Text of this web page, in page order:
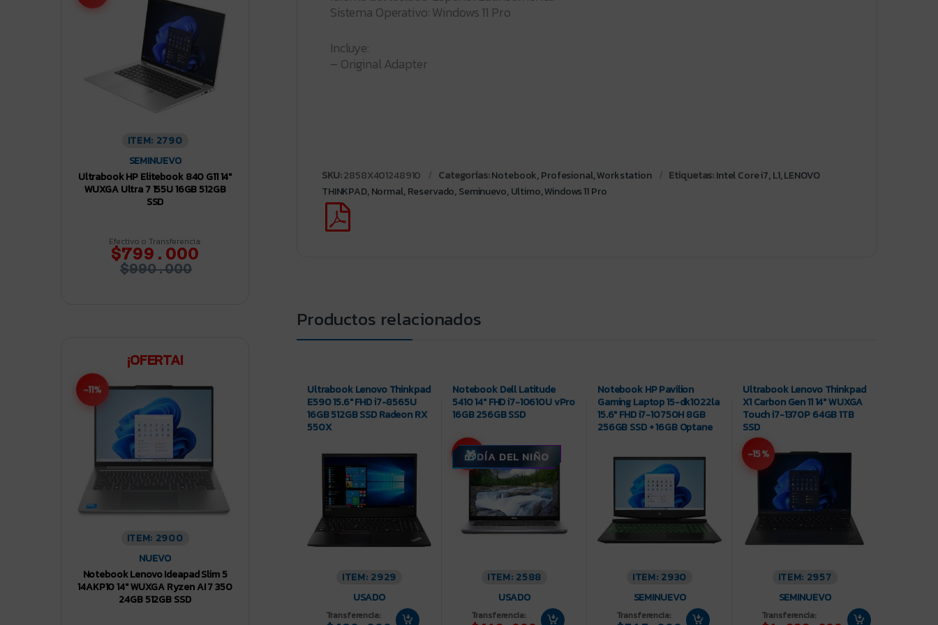
Sistema Operativo: Windows 11 Pro
Incluye:
– Original Adapter
SKU:2858X401248910 Categorías:Notebook,Profesional,Workstation Etiquetas:Intel Core i7,L1,LENOVO
THINKPAD,Normal,Reservado,Seminuevo,Ultimo,Windows 11 Pro
Productos relacionados
Ultrabook Lenovo Thinkpad
E590 15.6″ FHD i7-8565U
16GB 512GB SSD Radeon RX
550X
ITEM: 2929
USADO
Transferencia:
Notebook Dell Latitude
5410 14″ FHD i7-10610U vPro
16GB 256GB SSD
-7%DÍA DEL NIÑO
ITEM: 2588
USADO
Transferencia:
Notebook HP Pavilion
Gaming Laptop 15-dk1022la
15.6″ FHD i7-10750H 8GB
256GB SSD + 16GB Optane
ITEM: 2930
SEMINUEVO
Transferencia:
Ultrabook Lenovo Thinkpad
X1 Carbon Gen 11 14″ WUXGA
Touch i7-1370P 64GB 1TB
SSD
-15%
ITEM: 2957
SEMINUEVO
Transferencia:
ITEM: 2790
SEMINUEVO
Ultrabook HP Elitebook 840 G11 14″
WUXGA Ultra 7 155U 16GB 512GB
SSD
Efectivo o Transferencia:
$799.000
$990.000
¡OFERTA!
-11%
ITEM: 2900
NUEVO
Notebook Lenovo Ideapad Slim 5
14AKP10 14″ WUXGA Ryzen AI 7 350
24GB 512GB SSD